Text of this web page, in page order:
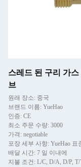
스레드 된 구리 가
브
원래 장소: 중국
브랜드 이름: YueHao
인증: CE
최소 주문 수량: 3000
가격: negotiable
포장 세부 사항: YueHao 표
배달 시간: 7 일 이내에
지불 조건: L/C, D/A, D/P,